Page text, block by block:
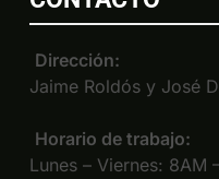
Dirección:
Jaime Roldós y José
Horario de trabajo:
Lunes – Viernes: 8AM